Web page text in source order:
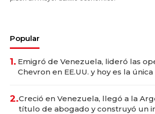
Popular
1. Emigró de Venezuela, lideró las
Chevron en EE.UU. y hoy es la
2.Creció en Venezuela, llegó a la
título de abogado y construyó un